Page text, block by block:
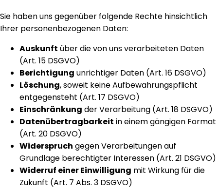
Sie haben uns gegenüber folgende Rechte hinsichtlich
Ihrer personenbezogenen Daten:
Auskunft über die von uns verarbeiteten Daten
(Art. 15 DSGVO)
Berichtigung unrichtiger Daten (Art. 16 DSGVO)
Löschung, soweit keine Aufbewahrungspflicht
entgegensteht (Art. 17 DSGVO)
Einschränkung der Verarbeitung (Art. 18 DSGVO)
Datenübertragbarkeit in einem gängigen Format
(Art. 20 DSGVO)
Widerspruch gegen Verarbeitungen auf
Grundlage berechtigter Interessen (Art. 21 DSGVO)
Widerruf einer Einwilligung mit Wirkung für die
Zukunft (Art. 7 Abs. 3 DSGVO)